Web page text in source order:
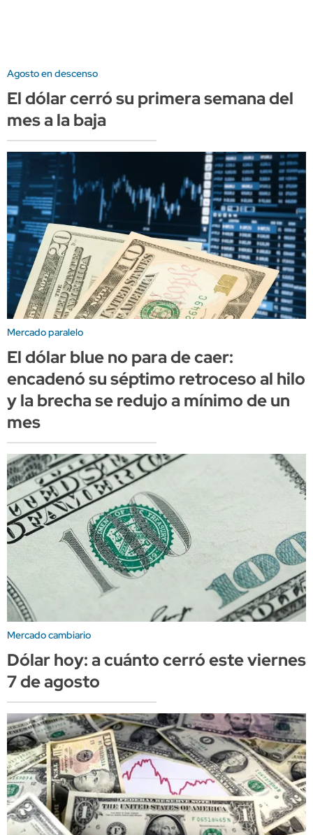
Agosto en descenso
El dólar cerró su primera semana del
mes a la baja
Mercado paralelo
El dólar blue no para de caer:
encadenó su séptimo retroceso al hilo
y la brecha se redujo a mínimo de un
mes
Mercado cambiario
Dólar hoy: a cuánto cerró este viernes
7 de agosto